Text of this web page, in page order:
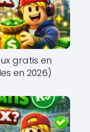
gratis en
en 2026)